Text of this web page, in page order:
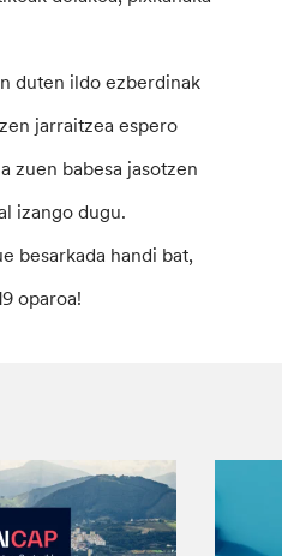
duten ildo ezberdinak
jarraitzea espero
zuen babesa jasotzen
izango dugu.
besarkada handi bat,
oparoa!